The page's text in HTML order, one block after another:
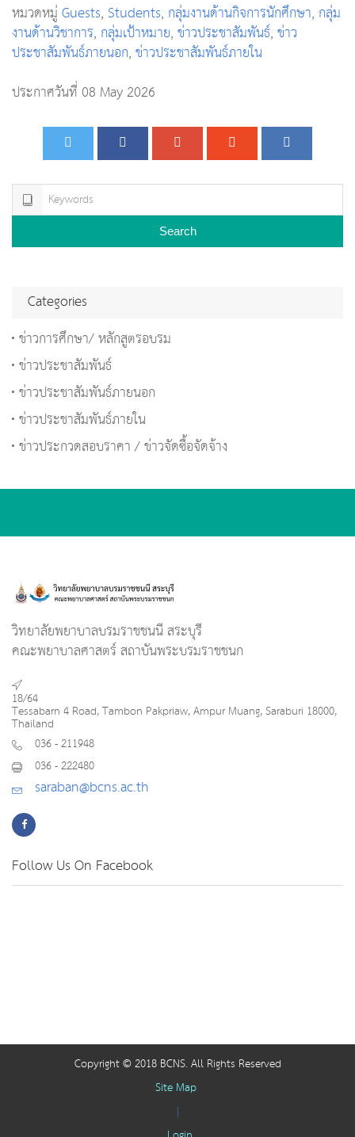
หมวดหมู่Guests,Students, กลุ่มงานด้านกิจการนักศึกษา, กลุ่ม
งานด้านวิชาการ, กลุ่มเป้าหมาย,ข่าวประชาสัมพันธ์,ข่าว
ประชาสัมพันธ์ภายนอก,ข่าวประชาสัมพันธ์ภายใน
ประกาศวันที่ 08 May 2026
Search
Categories
ข่าวการศึกษา/ หลักสูตรอบรม
ข่าวประชาสัมพันธ์
ข่าวประชาสัมพันธ์ภายนอก
ข่าวประชาสัมพันธ์ภายใน
ข่าวประกวดสอบราคา / ข่าวจัดซื้อจัดจ้าง
วิทยาลัยพยาบาลบรมราชชนนี สระบุรี
คณะพยาบาลศาสตร์ สถาบันพระบรมราชชนก
18/64
Tessabarn 4 Road, Tambon Pakpriaw, Ampur Muang, Saraburi 18000,
Thailand
036 - 211948
036 - 222480
saraban@bcns.ac.th
Follow Us On Facebook
Copyright © 2018 BCNS. All Rights Reserved
Site Map
|